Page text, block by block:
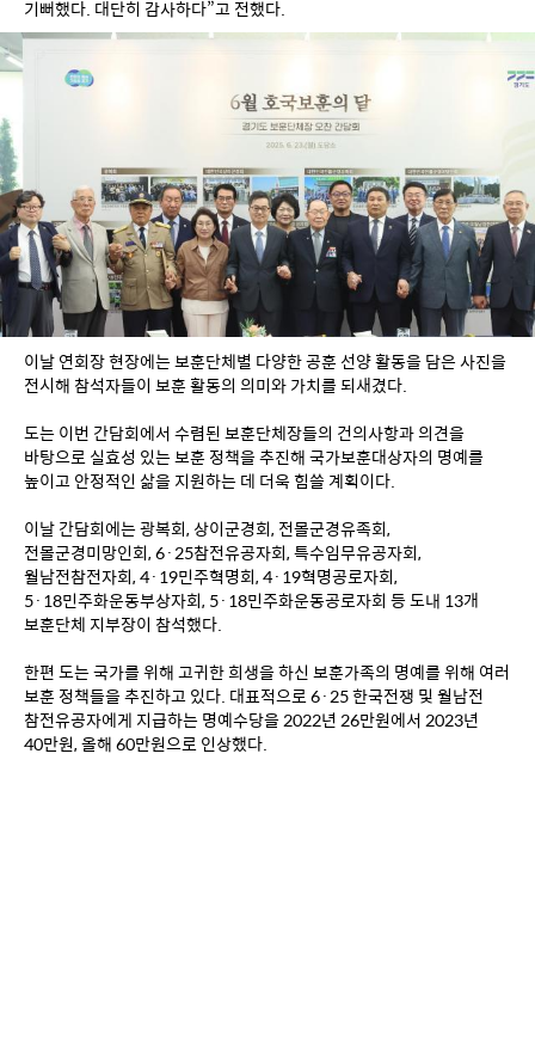
기뻐했다. 대단히 감사하다”고 전했다.
이날 연회장 현장에는 보훈단체별 다양한 공훈 선양 활동을 담은 사진을
전시해 참석자들이 보훈 활동의 의미와 가치를 되새겼다.
도는 이번 간담회에서 수렴된 보훈단체장들의 건의사항과 의견을
바탕으로 실효성 있는 보훈 정책을 추진해 국가보훈대상자의 명예를
높이고 안정적인 삶을 지원하는 데 더욱 힘쓸 계획이다.
이날 간담회에는 광복회, 상이군경회, 전몰군경유족회,
전몰군경미망인회, 6·25참전유공자회, 특수임무유공자회,
월남전참전자회, 4·19민주혁명회, 4·19혁명공로자회,
5·18민주화운동부상자회, 5·18민주화운동공로자회 등 도내 13개
보훈단체 지부장이 참석했다.
한편 도는 국가를 위해 고귀한 희생을 하신 보훈가족의 명예를 위해 여러
보훈 정책들을 추진하고 있다. 대표적으로 6·25 한국전쟁 및 월남전
참전유공자에게 지급하는 명예수당을 2022년 26만원에서 2023년
40만원, 올해 60만원으로 인상했다.